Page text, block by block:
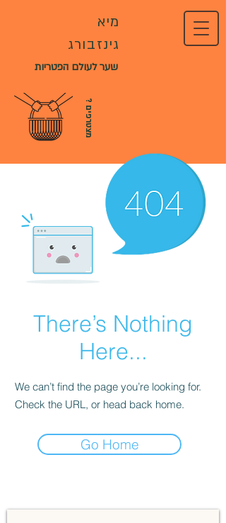
מיא
גינזבורג
שער לעולם הפטריות
?
מ
צ
ט
ר
פ
י
ם
There’s Nothing
Here...
We can’t find the page you’re looking for.
Check the URL, or head back home.
Go Home